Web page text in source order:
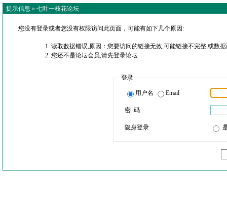
提示信息 » 七叶一枝花论坛
您没有登录或者您没有权限访问此页面，可能有如下几个原因:
读取数据错误,原因：您要访问的链接无效,可能链接不完整,或数
您还不是论坛会员,请先登录论坛
登录
用户名 Email
密 码
隐身登录